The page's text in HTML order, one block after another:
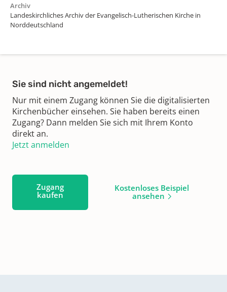
Archiv
Landeskirchliches Archiv der Evangelisch-Lutherischen Kirche in
Norddeutschland
Sie sind nicht angemeldet!
Nur mit einem Zugang können Sie die digitalisierten
Kirchenbücher einsehen. Sie haben bereits einen
Zugang? Dann melden Sie sich mit Ihrem Konto
direkt an.
Jetzt anmelden
Zugang
kaufen
Kostenloses Beispiel
ansehen